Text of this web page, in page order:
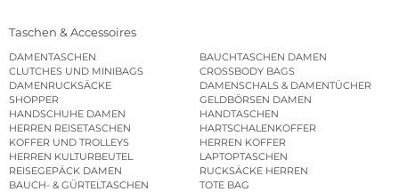
Taschen & Accessoires
DAMENTASCHEN
BAUCHTASCHEN DAMEN
CLUTCHES UND MINIBAGS
CROSSBODY BAGS
DAMENRUCKSÄCKE
DAMENSCHALS & DAMENTÜCHER
SHOPPER
GELDBÖRSEN DAMEN
HANDSCHUHE DAMEN
HANDTASCHEN
HERREN REISETASCHEN
HARTSCHALENKOFFER
KOFFER UND TROLLEYS
HERREN KOFFER
HERREN KULTURBEUTEL
LAPTOPTASCHEN
REISEGEPÄCK DAMEN
RUCKSÄCKE HERREN
BAUCH- & GÜRTELTASCHEN
TOTE BAG